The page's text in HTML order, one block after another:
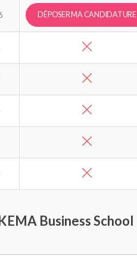
DÉPOSER MA CANDIDATURE
Business School